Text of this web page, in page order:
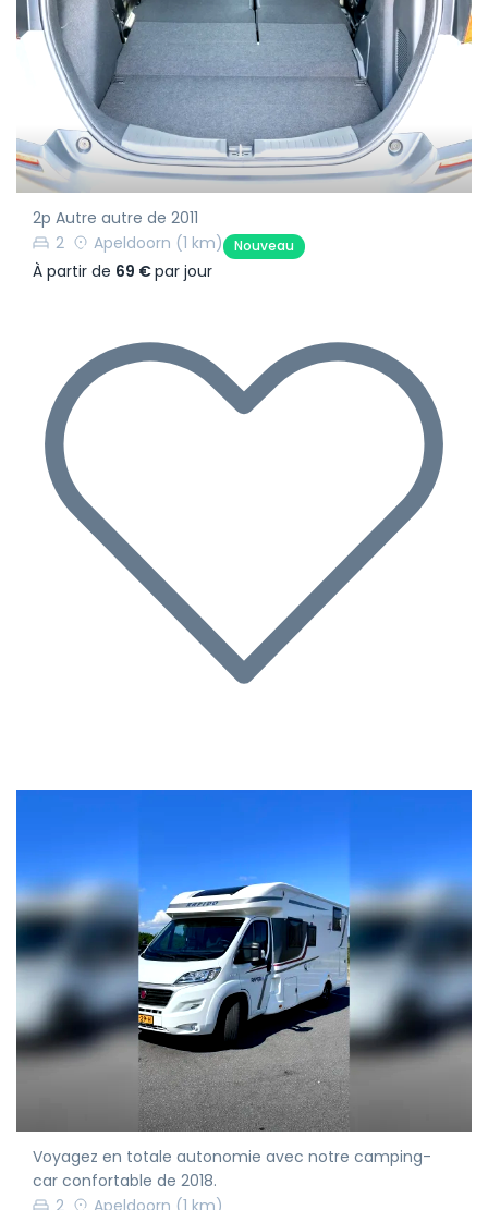
2p Autre autre de 2011
2
Apeldoorn (1 km) Nouveau
À partir de 69 €par jour
Voyagez en totale autonomie avec notre camping-
car confortable de 2018.
2
Apeldoorn (1 km)